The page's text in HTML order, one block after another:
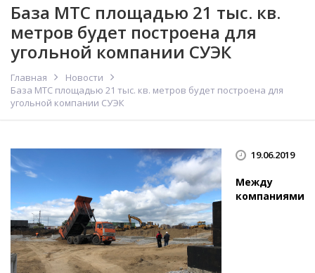
База МТС площадью 21 тыс. кв.
метров будет построена для
угольной компании СУЭК
Главная
Новости
База МТС площадью 21 тыс. кв. метров будет построена для
угольной компании СУЭК
19.06.2019
Между
компаниями